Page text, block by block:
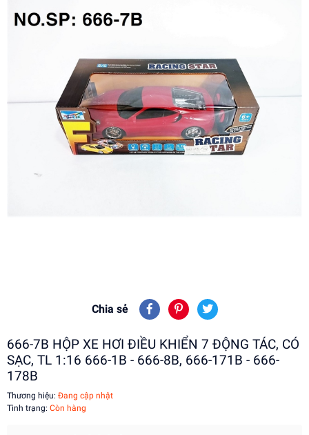
Chia sẻ
666-7B HỘP XE HƠI ĐIỀU KHIỂN 7 ĐỘNG TÁC, CÓ
SẠC, TL 1:16 666-1B - 666-8B, 666-171B - 666-
178B
Thương hiệu: Đang cập nhật
Tình trạng: Còn hàng